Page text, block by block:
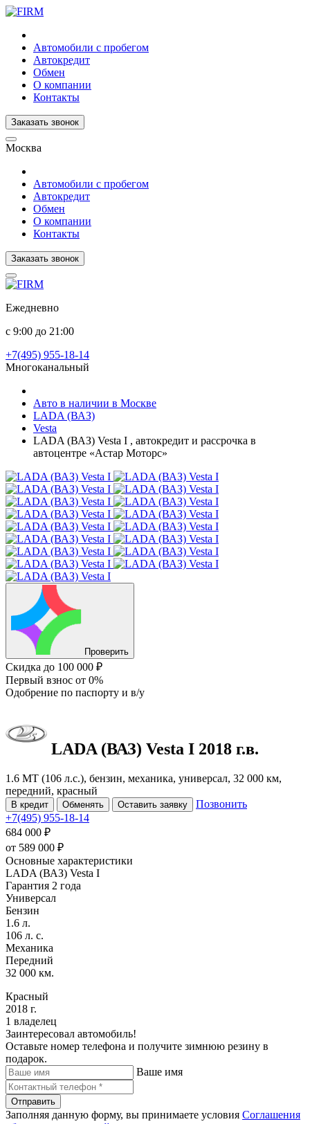
Автомобили с пробегом
Автокредит
Обмен
О компании
Контакты
Заказать звонок
Москва
Автомобили с пробегом
Автокредит
Обмен
О компании
Контакты
Заказать звонок
Ежедневно
с 9:00 до 21:00
+7(495) 955-18-14
Многоканальный
Авто в наличии в Москве
LADA (ВАЗ)
Vesta
LADA (ВАЗ) Vesta I , автокредит и рассрочка в
автоцентре «Астар Моторс»
Проверить
Скидка до 100 000 ₽
Первый взнос от 0%
Одобрение по паспорту и в/у
LADA (ВАЗ) Vesta I 2018 г.в.
1.6 MT (106 л.с.), бензин, механика, универсал, 32 000 км,
передний, красный
В кредит Обменять Оставить заявку
Позвонить
+7(495) 955-18-14
684 000 ₽
от 589 000 ₽
Основные характеристики
LADA (ВАЗ) Vesta I
Гарантия 2 года
Универсал
Бензин
1.6 л.
106 л. с.
Механика
Передний
32 000 км.
Красный
2018 г.
1 владелец
Заинтересовал автомобиль!
Оставьте номер телефона и получите зимнюю резину в
подарок.
Ваше имя
Отправить
Заполняя данную форму, вы принимаете условия Соглашения